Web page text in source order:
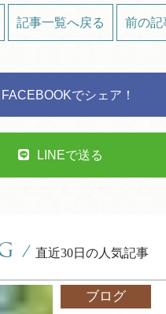
記事一覧へ戻る 前の記
FACEBOOKでシェア！
LINEで送る
/ 直近30日の人気記事
ブログ